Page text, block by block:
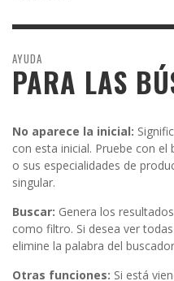
AYUDA
PARA LAS
No aparece la inicial:
con esta inicial. Pruebe con el
o sus especialidades de
singular.
Buscar: Genera los
como filtro. Si desea ver
elimine la palabra del
Otras funciones: Si está